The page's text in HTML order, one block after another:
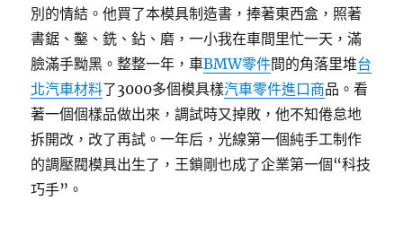
別的情結。他買了本模具制造書，捧著東西盒，照著
書鋸、鑿、銑、鉆、磨，一小我在車間里忙一天，滿
臉滿手黝黑。整整一年，車BMW零件間的角落里堆台
北汽車材料了3000多個模具樣汽車零件進口商品。看
著一個個樣品做出來，調試時又掉敗，他不知倦怠地
拆開改，改了再試。一年后，光線第一個純手工制作
的調壓閥模具出生了，王鎖剛也成了企業第一個“科技
巧手”。